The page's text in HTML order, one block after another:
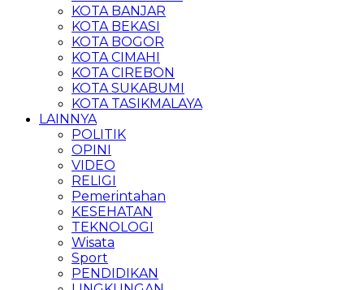
KOTA BANJAR
KOTA BEKASI
KOTA BOGOR
KOTA CIMAHI
KOTA CIREBON
KOTA SUKABUMI
KOTA TASIKMALAYA
LAINNYA
POLITIK
OPINI
VIDEO
RELIGI
Pemerintahan
KESEHATAN
TEKNOLOGI
Wisata
Sport
PENDIDIKAN